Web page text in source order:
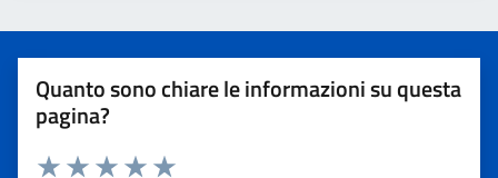
Quanto sono chiare le informazioni su questa
pagina?